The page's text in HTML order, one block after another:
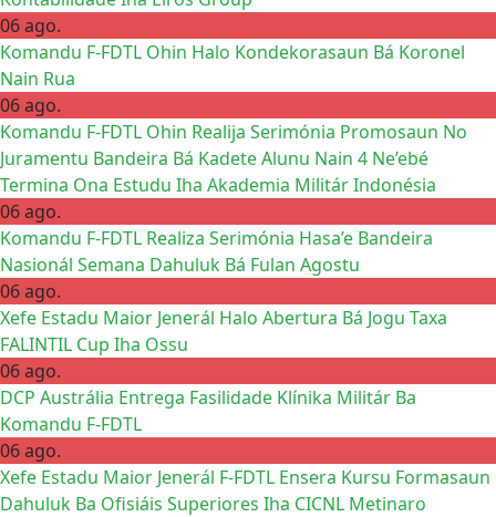
06 ago.
Komandu F-FDTL Ohin Halo Kondekorasaun Bá Koronel
Nain Rua
06 ago.
Komandu F-FDTL Ohin Realija Serimónia Promosaun No
Juramentu Bandeira Bá Kadete Alunu Nain 4 Ne’ebé
Termina Ona Estudu Iha Akademia Militár Indonésia
06 ago.
Komandu F-FDTL Realiza Serimónia Hasa’e Bandeira
Nasionál Semana Dahuluk Bá Fulan Agostu
06 ago.
Xefe Estadu Maior Jenerál Halo Abertura Bá Jogu Taxa
FALINTIL Cup Iha Ossu
06 ago.
DCP Austrália Entrega Fasilidade Klínika Militár Ba
Komandu F-FDTL
06 ago.
Xefe Estadu Maior Jenerál F-FDTL Ensera Kursu Formasaun
Dahuluk Ba Ofisiáis Superiores Iha CICNL Metinaro